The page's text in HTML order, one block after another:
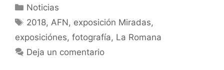
Categorías
Noticias
Etiquetas
2018,AFN, exposición Miradas,
exposiciónes, fotografía, La Romana
Deja un comentario